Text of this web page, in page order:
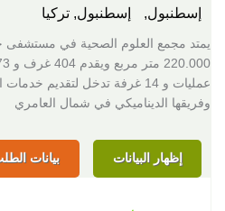
إسطنبول, إسطنبول, تركيا
يمتد مجمع العلوم الصحية في
عمليات و 14 غرفة تدخل لتقديم
وفريقها الديناميكي في شمال العامري
إظهار البيانات بيانات